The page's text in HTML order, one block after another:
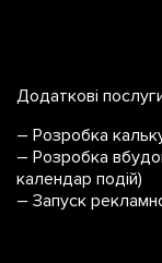
Додаткові
– Розробка
– Розробка
календар подій)
– Запуск